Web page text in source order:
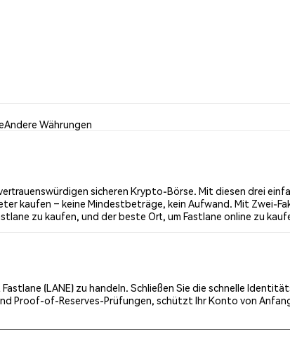
Andere Währungen
sicheren Krypto-Börse. Mit diesen drei
kaufen – keine Mindestbeträge, kein Aufwand. Mit Zwei-
zu kaufen, und der beste Ort, um Fastlane online zu
(LANE) zu handeln. Schließen Sie die schnelle
Proof-of-Reserves-Prüfungen, schützt Ihr Konto von